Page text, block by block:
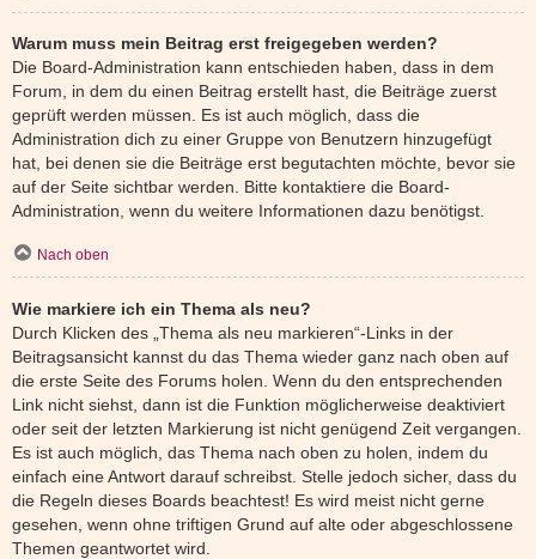
Warum muss mein Beitrag erst freigegeben werden?
Die Board-Administration kann entschieden haben, dass in dem
Forum, in dem du einen Beitrag erstellt hast, die Beiträge zuerst
geprüft werden müssen. Es ist auch möglich, dass die
Administration dich zu einer Gruppe von Benutzern hinzugefügt
hat, bei denen sie die Beiträge erst begutachten möchte, bevor sie
auf der Seite sichtbar werden. Bitte kontaktiere die Board-
Administration, wenn du weitere Informationen dazu benötigst.
Nach oben
Wie markiere ich ein Thema als neu?
Durch Klicken des „Thema als neu markieren“-Links in der
Beitragsansicht kannst du das Thema wieder ganz nach oben auf
die erste Seite des Forums holen. Wenn du den entsprechenden
Link nicht siehst, dann ist die Funktion möglicherweise deaktiviert
oder seit der letzten Markierung ist nicht genügend Zeit vergangen.
Es ist auch möglich, das Thema nach oben zu holen, indem du
einfach eine Antwort darauf schreibst. Stelle jedoch sicher, dass du
die Regeln dieses Boards beachtest! Es wird meist nicht gerne
gesehen, wenn ohne triftigen Grund auf alte oder abgeschlossene
Themen geantwortet wird.